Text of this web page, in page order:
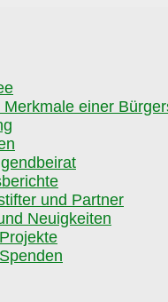
Merkmale einer
und Partner
Neuigkeiten